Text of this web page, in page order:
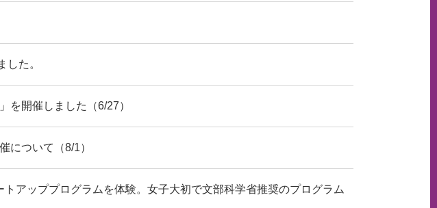
た。
を開催しました（6/27）
について（8/1）
アッププログラムを体験。女子大初で文部科学省推奨のプログラム